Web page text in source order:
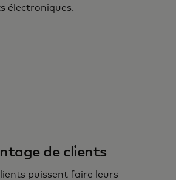
électroniques.
de clients
puissent faire leurs